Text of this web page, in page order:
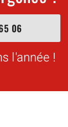
06
l'année !